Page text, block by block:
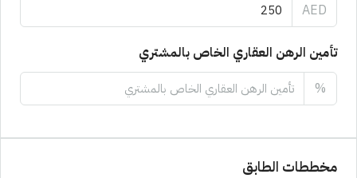
AED
تأمين الرهن العقاري الخاص بالمشتري
%
مخططات الطابق